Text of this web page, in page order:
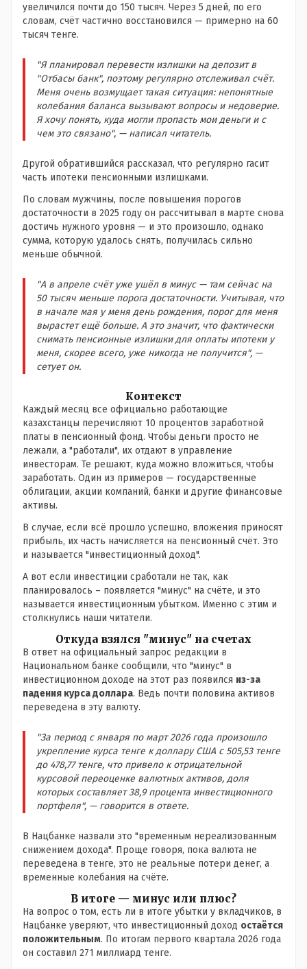
увеличился почти до 150 тысяч. Через 5 дней, по его
словам, счёт частично восстановился — примерно на 60
тысяч тенге.
"Я планировал перевести излишки на депозит в
"Отбасы банк", поэтому регулярно отслеживал счёт.
Меня очень возмущает такая ситуация: непонятные
колебания баланса вызывают вопросы и недоверие.
Я хочу понять, куда могли пропасть мои деньги и с
чем это связано", — написал читатель.
Другой обратившийся рассказал, что регулярно гасит
часть ипотеки пенсионными излишками.
По словам мужчины, после повышения порогов
достаточности в 2025 году он рассчитывал в марте снова
достичь нужного уровня — и это произошло, однако
сумма, которую удалось снять, получилась сильно
меньше обычной.
"А в апреле счёт уже ушёл в минус — там сейчас на
50 тысяч меньше порога достаточности. Учитывая, что
в начале мая у меня день рождения, порог для меня
вырастет ещё больше. А это значит, что фактически
снимать пенсионные излишки для оплаты ипотеки у
меня, скорее всего, уже никогда не получится", —
сетует он.
Контекст
Каждый месяц все официально работающие
казахстанцы перечисляют 10 процентов заработной
платы в пенсионный фонд. Чтобы деньги просто не
лежали, а "работали", их отдают в управление
инвесторам. Те решают, куда можно вложиться, чтобы
заработать. Один из примеров — государственные
облигации, акции компаний, банки и другие финансовые
активы.
В случае, если всё прошло успешно, вложения приносят
прибыль, их часть начисляется на пенсионный счёт. Это
и называется "инвестиционный доход".
А вот если инвестиции сработали не так, как
планировалось – появляется "минус" на счёте, и это
называется инвестиционным убытком. Именно с этим и
столкнулись наши читатели.
Откуда взялся "минус" на счетах
В ответ на официальный запрос редакции в
Национальном банке сообщили, что "минус" в
инвестиционном доходе на этот раз появился из-за
падения курса доллара. Ведь почти половина активов
переведена в эту валюту.
"За период с января по март 2026 года произошло
укрепление курса тенге к доллару США с 505,53 тенге
до 478,77 тенге, что привело к отрицательной
курсовой переоценке валютных активов, доля
которых составляет 38,9 процента инвестиционного
портфеля", — говорится в ответе.
В Нацбанке назвали это "временным нереализованным
снижением дохода". Проще говоря, пока валюта не
переведена в тенге, это не реальные потери денег, а
временные колебания на счёте.
В итоге — минус или плюс?
На вопрос о том, есть ли в итоге убытки у вкладчиков, в
Нацбанке уверяют, что инвестиционный доход остаётся
положительным. По итогам первого квартала 2026 года
он составил 271 миллиард тенге.